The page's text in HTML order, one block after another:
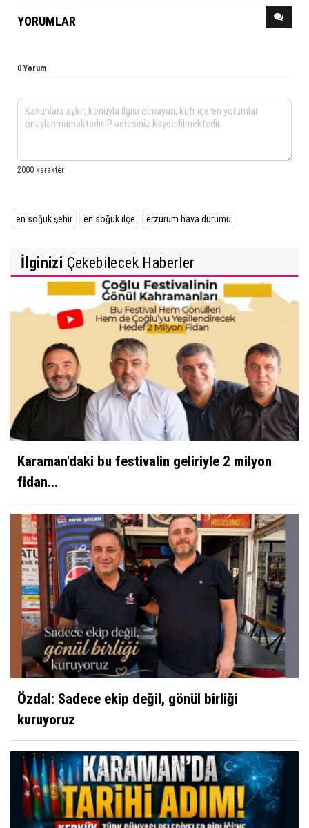
YORUMLAR
0 Yorum
en soğuk şehir en soğuk ilçe erzurum hava durumu
İlginizi Çekebilecek Haberler
Karaman'daki bu festivalin geliriyle 2 milyon
fidan...
Özdal: Sadece ekip değil, gönül birliği
kuruyoruz